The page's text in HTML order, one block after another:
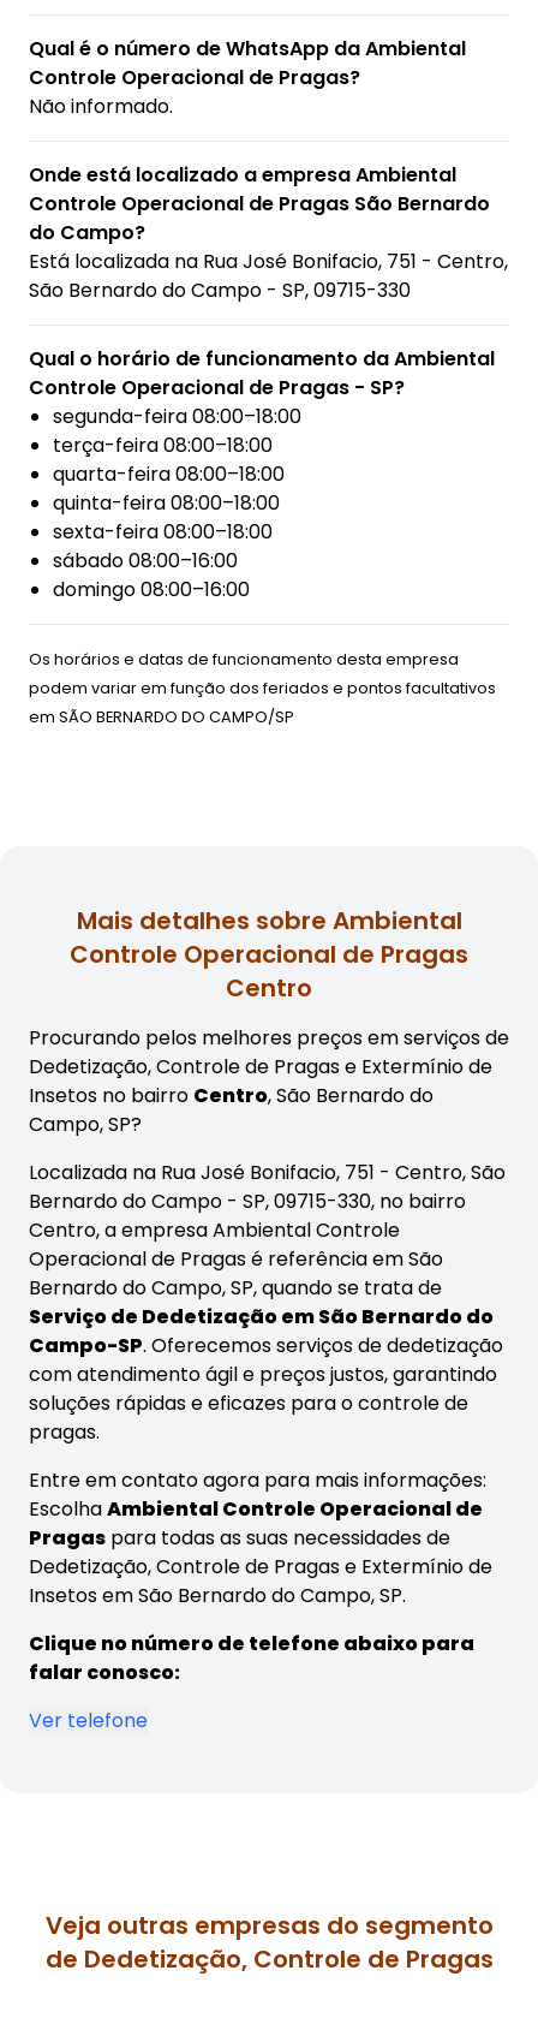
Qual é o número de WhatsApp da Ambiental
Controle Operacional de Pragas?
Não informado.
Onde está localizado a empresa Ambiental
Controle Operacional de Pragas São Bernardo
do Campo?
Está localizada na Rua José Bonifacio, 751 - Centro,
São Bernardo do Campo - SP, 09715-330
Qual o horário de funcionamento da Ambiental
Controle Operacional de Pragas - SP?
segunda-feira 08:00–18:00
terça-feira 08:00–18:00
quarta-feira 08:00–18:00
quinta-feira 08:00–18:00
sexta-feira 08:00–18:00
sábado 08:00–16:00
domingo 08:00–16:00
Os horários e datas de funcionamento desta empresa
podem variar em função dos feriados e pontos facultativos
em SÃO BERNARDO DO CAMPO/SP
Mais detalhes sobre Ambiental
Controle Operacional de Pragas
Centro
Procurando pelos melhores preços em serviços de
Dedetização, Controle de Pragas e Extermínio de
Insetos no bairro Centro, São Bernardo do
Campo, SP?
Localizada na Rua José Bonifacio, 751 - Centro, São
Bernardo do Campo - SP, 09715-330, no bairro
Centro, a empresa Ambiental Controle
Operacional de Pragas é referência em São
Bernardo do Campo, SP, quando se trata de
Serviço de Dedetização em São Bernardo do
Campo-SP. Oferecemos serviços de dedetização
com atendimento ágil e preços justos, garantindo
soluções rápidas e eficazes para o controle de
pragas.
Entre em contato agora para mais informações:
EscolhaAmbiental Controle Operacional de
Pragas para todas as suas necessidades de
Dedetização, Controle de Pragas e Extermínio de
Insetos em São Bernardo do Campo, SP.
Clique no número de telefone abaixo para
falar conosco:
Ver telefone
Veja outras empresas do segmento
de Dedetização, Controle de Pragas